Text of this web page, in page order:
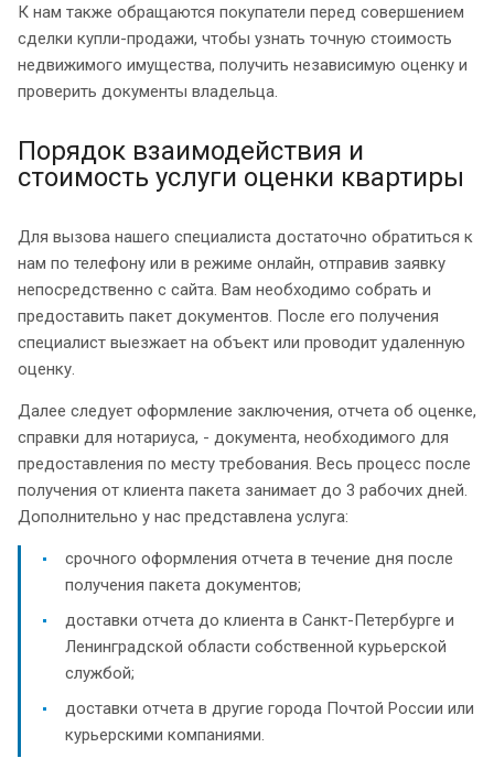
К нам также обращаются покупатели перед совершением
сделки купли-продажи, чтобы узнать точную стоимость
недвижимого имущества, получить независимую оценку и
проверить документы владельца.
Порядок взаимодействия и
стоимость услуги оценки квартиры
Для вызова нашего специалиста достаточно обратиться к
нам по телефону или в режиме онлайн, отправив заявку
непосредственно с сайта. Вам необходимо собрать и
предоставить пакет документов. После его получения
специалист выезжает на объект или проводит удаленную
оценку.
Далее следует оформление заключения, отчета об оценке,
справки для нотариуса, - документа, необходимого для
предоставления по месту требования. Весь процесс после
получения от клиента пакета занимает до 3 рабочих дней.
Дополнительно у нас представлена услуга:
срочного оформления отчета в течение дня после
получения пакета документов;
доставки отчета до клиента в Санкт-Петербурге и
Ленинградской области собственной курьерской
службой;
доставки отчета в другие города Почтой России или
курьерскими компаниями.